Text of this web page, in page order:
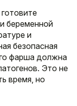
беременной
и
безопасная
фарша должна
Это не
время, но